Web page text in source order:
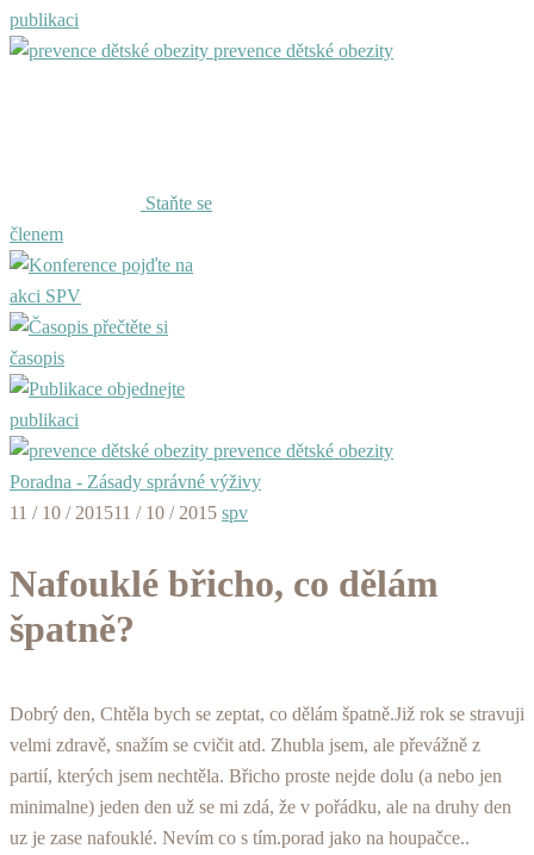
publikaci
prevence dětské obezity
Staňte se
členem
pojďte na
akci SPV
přečtěte si
časopis
objednejte
publikaci
prevence dětské obezity
Poradna - Zásady správné výživy
11 / 10 / 201511 / 10 / 2015 spv
Nafouklé břicho, co dělám
špatně?
Dobrý den, Chtěla bych se zeptat, co dělám špatně.Již rok se stravuji
velmi zdravě, snažím se cvičit atd. Zhubla jsem, ale převážně z
partií, kterých jsem nechtěla. Břicho proste nejde dolu (a nebo jen
minimalne) jeden den už se mi zdá, že v pořádku, ale na druhy den
uz je zase nafouklé. Nevím co s tím.porad jako na houpačce..